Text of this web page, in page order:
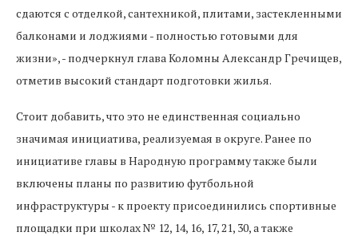
сдаются с отделкой, сантехникой, плитами, застекленными
балконами и лоджиями - полностью готовыми для
жизни», - подчеркнул глава Коломны Александр Гречищев,
отметив высокий стандарт подготовки жилья.
Стоит добавить, что это не единственная социально
значимая инициатива, реализуемая в округе. Ранее по
инициативе главы в Народную программу также были
включены планы по развитию футбольной
инфраструктуры - к проекту присоединились спортивные
площадки при школах № 12, 14, 16, 17, 21, 30, а также